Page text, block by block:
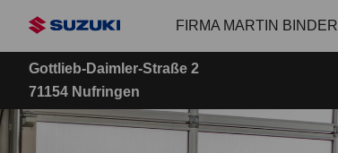
Hauptinhalt
FIRMA MARTIN BINDER
Gottlieb-Daimler-Straße 2
71154 Nufringen